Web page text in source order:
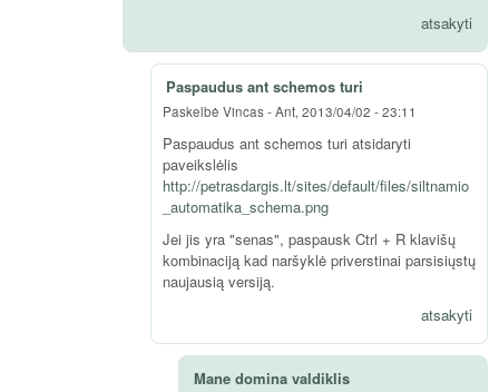
atsakyti
Paspaudus ant schemos turi
Paskelbė Vincas-Ant, 2013/04/02 - 23:11
Paspaudus ant schemos turi atsidaryti
paveikslėlis
http://petrasdargis.lt/sites/default/files/siltnamio
_automatika_schema.png
Jei jis yra "senas", paspausk Ctrl + R klavišų
kombinaciją kad naršyklė priverstinai parsisiųstų
naujausią versiją.
atsakyti
Mane domina valdiklis